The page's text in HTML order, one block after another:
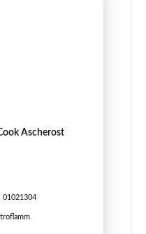
Ascherost
01021304